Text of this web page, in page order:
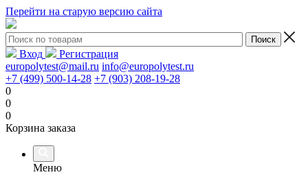
Перейти на старую версию сайта
Вход
Регистрация
europolytest@mail.ru info@europolytest.ru
+7 (499) 500-14-28 +7 (903) 208-19-28
0
0
0
Корзина заказа
Меню